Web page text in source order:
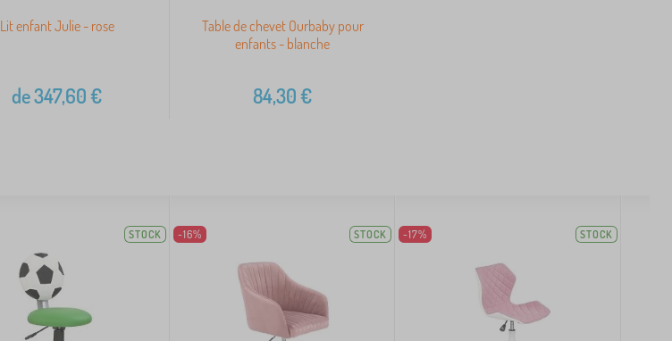
Lit enfant Julie - rose
de347,60€
Table de chevet Ourbaby pour
enfants - blanche
84,30€
STOCK -16% STOCK -17% STOCK